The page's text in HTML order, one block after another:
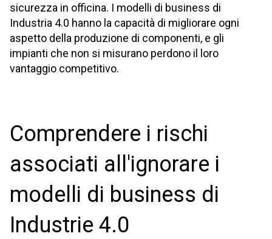
sicurezza in officina. I modelli di business di
Industria 4.0 hanno la capacità di migliorare ogni
aspetto della produzione di componenti, e gli
impianti che non si misurano perdono il loro
vantaggio competitivo.
Comprendere i rischi
associati all'ignorare i
modelli di business di
Industrie 4.0